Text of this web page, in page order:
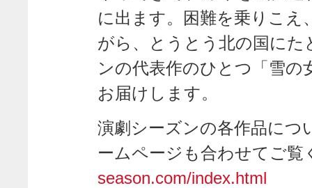
に出ます。困難を乗りこ
がら、とうとう北の国に
ンの代表作のひとつ「雪の
お届けします。
演劇シーズンの各作品につ
ームページも合わせてご覧
season.com/index.html